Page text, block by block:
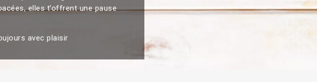
elles t’offrent une pause
avec plaisir